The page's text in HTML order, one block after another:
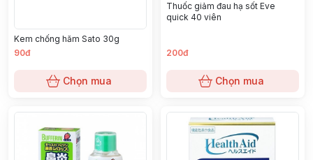
Kem chống hăm Sato 30g
90đ
Chọn mua
Thuốc giảm đau hạ sốt Eve
quick 40 viên
200đ
Chọn mua